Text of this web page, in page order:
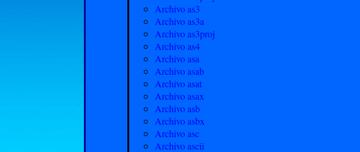
Archivo as3
Archivo as3a
Archivo as3proj
Archivo as4
Archivo asa
Archivo asab
Archivo asat
Archivo asax
Archivo asb
Archivo asbx
Archivo asc
Archivo ascii